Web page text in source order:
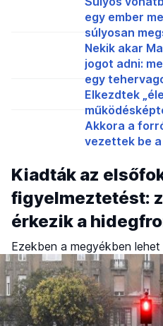
egy ember
súlyosan
Nekik akar
jogot adni:
egy
Elkezdtek
Akkora a
vezettek be
Kiadták az
figyelmeztetést:
érkezik a
Ezekben a megyékben